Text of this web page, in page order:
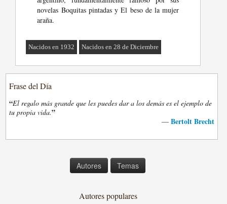
novelas Boquitas pintadas y El beso de la mujer
araña.
Nacidos en 1932 Nacidos en 28 de Diciembre
Frase del Día
“El regalo más grande que les puedes dar a los demás es el ejemplo de
tu propia vida.”
— Bertolt Brecht
Autores Temas
Autores populares